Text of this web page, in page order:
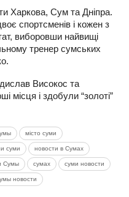
Харкова, Сум та Дніпра.
спортсменів і кожен з
виборовши найвищі
тренер сумських
Високос та
місця і здобули “золоті”
місто суми
суми новости в Сумах
Сумы сумах суми новости
новости